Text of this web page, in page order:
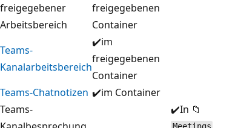
freigegebener
Arbeitsbereich
freigegebenen
Container
Teams-
Kanalarbeitsbereich
✔️im
freigegebenen
Container
Teams-Chatnotizen ✔️im Container
Teams-
✔️In 📁